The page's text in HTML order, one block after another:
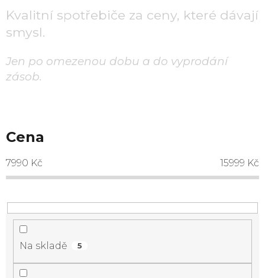
Kvalitní spotřebiče za ceny, které dávají
smysl.
Jen po omezenou dobu a do vyprodání
zásob.
Cena
7990 Kč 15999 Kč
Na skladě 5